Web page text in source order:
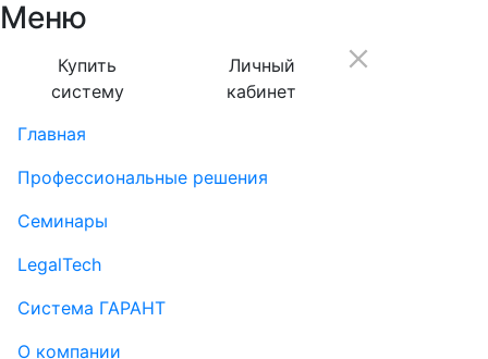
Меню
Купить
систему
Личный
кабинет
Главная
Профессиональные решения
Семинары
LegalTech
Система ГАРАНТ
О компании